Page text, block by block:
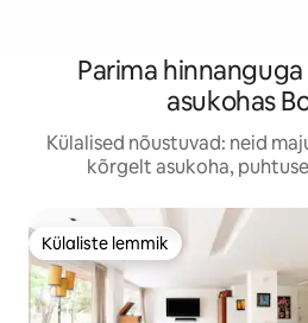
Parima
asukohas
Külalised nõustuvad: neid
kõrgelt asukoha,
Külaliste lemmik
Külaliste lemmik